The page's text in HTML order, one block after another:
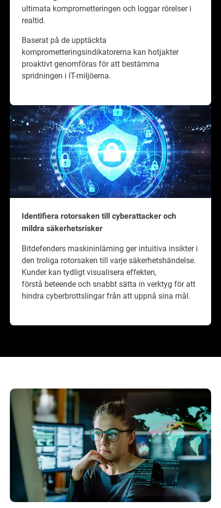
ultimata komprometteringen och loggar rörelser i
realtid.
Baserat på de upptäckta
komprometteringsindikatorerna kan hotjakter
proaktivt genomföras för att bestämma
spridningen i IT-miljöerna.
Identifiera rotorsaken till cyberattacker och
mildra säkerhetsrisker
Bitdefenders maskininlärning ger intuitiva insikter i
den troliga rotorsaken till varje säkerhetshändelse.
Kunder kan tydligt visualisera effekten,
förstå beteende och snabbt sätta in verktyg för att
hindra cyberbrottslingar från att uppnå sina mål.